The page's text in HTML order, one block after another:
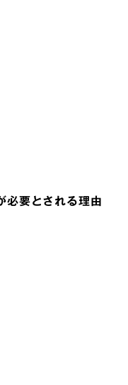
必要とされる理由